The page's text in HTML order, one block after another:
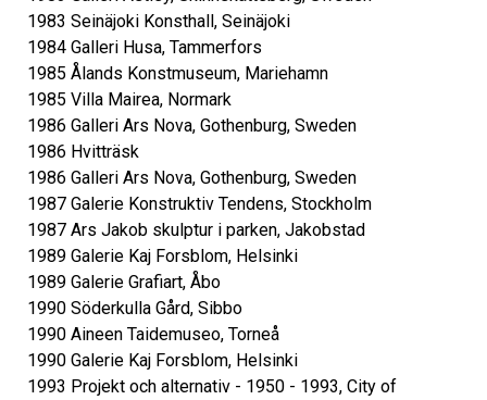
1983 Seinäjoki Konsthall, Seinäjoki
1984 Galleri Husa, Tammerfors
1985 Ålands Konstmuseum, Mariehamn
1985 Villa Mairea, Normark
1986 Galleri Ars Nova, Gothenburg, Sweden
1986 Hvitträsk
1986 Galleri Ars Nova, Gothenburg, Sweden
1987 Galerie Konstruktiv Tendens, Stockholm
1987 Ars Jakob skulptur i parken, Jakobstad
1989 Galerie Kaj Forsblom, Helsinki
1989 Galerie Grafiart, Åbo
1990 Söderkulla Gård, Sibbo
1990 Aineen Taidemuseo, Torneå
1990 Galerie Kaj Forsblom, Helsinki
1993 Projekt och alternativ - 1950 - 1993, City of